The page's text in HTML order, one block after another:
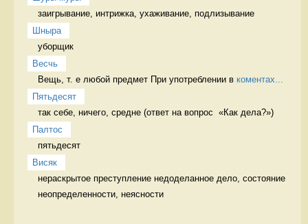
заигрывание, интрижка, ухаживание, подлизывание
Шныра
уборщик
Весчь
Вещь, т. е любой предмет При употреблении в коментах...
Пятьдесят
так себе, ничего, средне (ответ на вопрос  «Как дела?»)
Палтос
пятьдесят
Висяк
нераскрытое преступление недоделанное дело, состояние
неопределенности, неясности